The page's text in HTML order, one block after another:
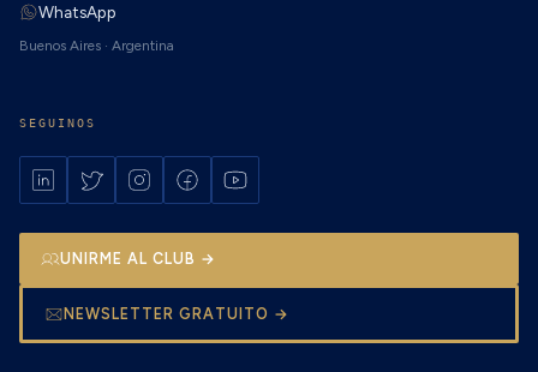
WhatsApp
Buenos Aires · Argentina
SEGUINOS
UNIRME AL CLUB →
NEWSLETTER GRATUITO →